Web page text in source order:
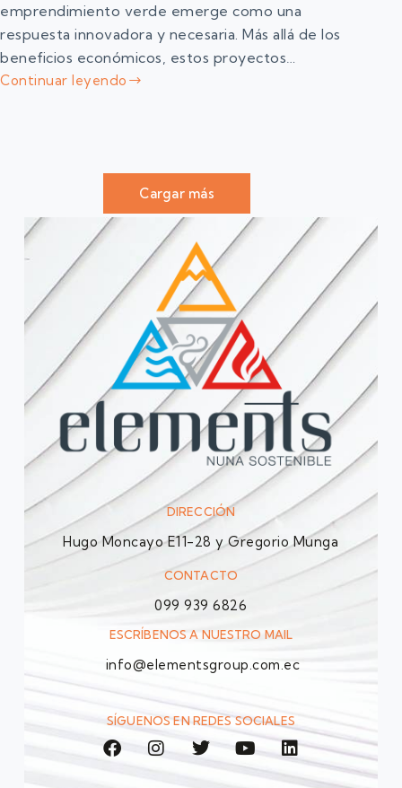
emprendimiento verde emerge como una
respuesta innovadora y necesaria. Más allá de los
beneficios económicos, estos proyectos…
Continuar leyendo
Cargar más
DIRECCIÓN
Hugo Moncayo E11-28 y Gregorio Munga
CONTACTO
099 939 6826
ESCRÍBENOS A NUESTRO MAIL
info@elementsgroup.com.ec
SÍGUENOS EN REDES SOCIALES